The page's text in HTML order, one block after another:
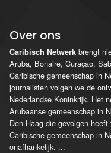
Over ons
Caribisch Netwerk brengt
Aruba, Bonaire, Curaçao,
Caribische gemeenschap in
journalisten volgen we de
Nederlandse Koninkrijk. Het
Arubaanse gemeenschap in
Den Haag die gevolgen
Caribische gemeenschap in
onafhankelijk. ...